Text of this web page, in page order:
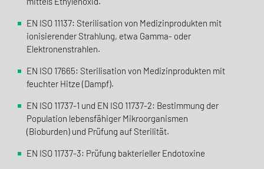
EN ISO 11137: Sterilisation von Medizinprodukten mit
ionisierender Strahlung, etwa Gamma- oder
Elektronenstrahlen.
EN ISO 17665: Sterilisation von Medizinprodukten mit
feuchter Hitze (Dampf).
EN ISO 11737-1 und EN ISO 11737-2: Bestimmung der
Population lebensfähiger Mikroorganismen
(Bioburden) und Prüfung auf Sterilität.
EN ISO 11737-3: Prüfung bakterieller Endotoxine